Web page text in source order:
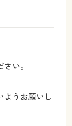
い。
ようお願いし